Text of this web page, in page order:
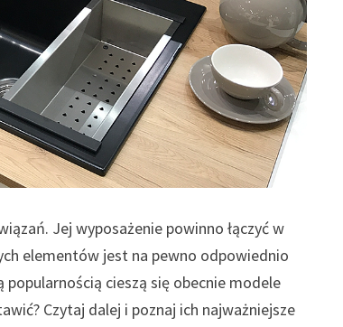
Jej wyposażenie powinno łączyć w
elementów jest na pewno odpowiednio
cieszą się obecnie modele
Czytaj dalej i poznaj ich najważniejsze